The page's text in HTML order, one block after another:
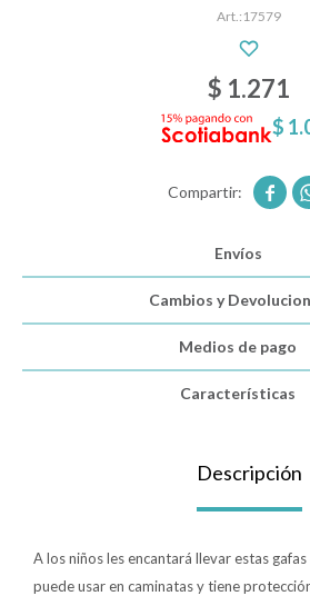
17579
$ 1.271
$

Envíos
Cambios y
Medios de pago
Características
Descripción
A los niños les encantará llevar estas
puede usar en caminatas y tiene
Bolsos y mochilas maternales